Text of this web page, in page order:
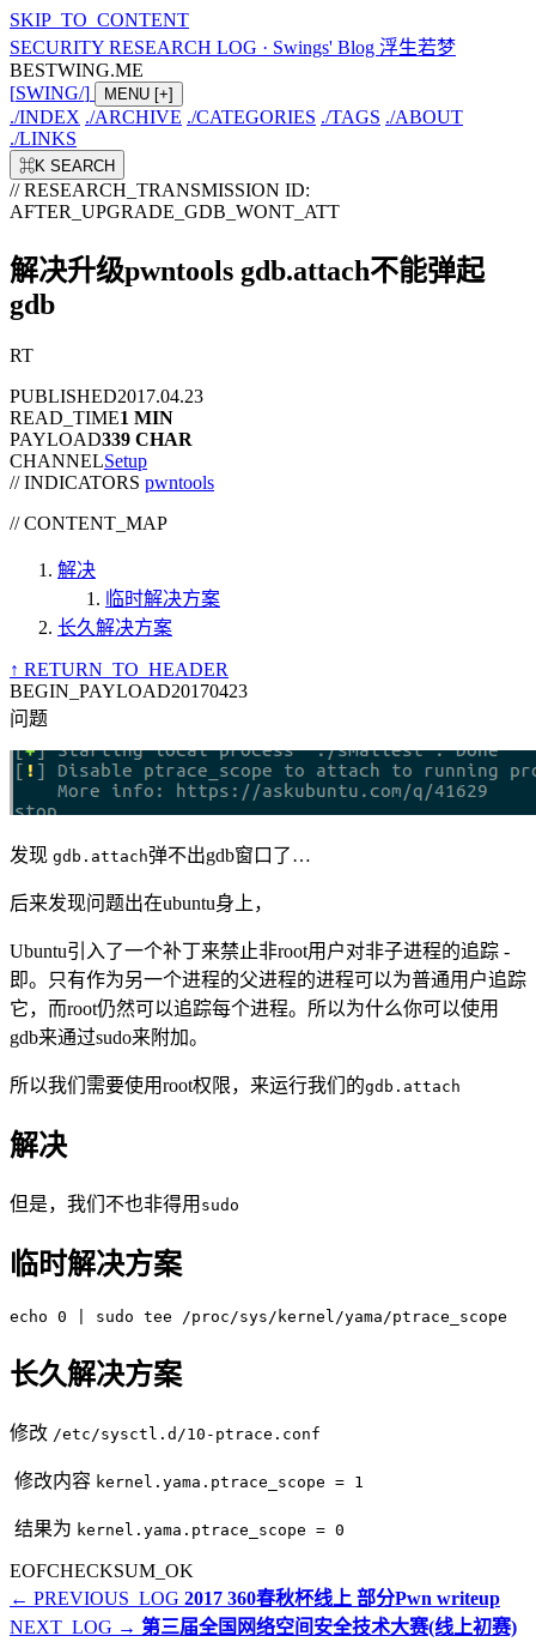
SKIP_TO_CONTENT
SECURITY RESEARCH LOG · Swings' Blog 浮生若梦
BESTWING.ME
[SWING/] MENU [+]
./INDEX ./ARCHIVE ./CATEGORIES ./TAGS ./ABOUT
./LINKS
⌘K SEARCH
// RESEARCH_TRANSMISSION ID:
AFTER_UPGRADE_GDB_WONT_ATT
解决升级pwntools gdb.attach不能弹起
gdb
RT
PUBLISHED2017.04.23
READ_TIME1 MIN
PAYLOAD339 CHAR
CHANNELSetup
// INDICATORS pwntools
//CONTENT_MAP
解决
临时解决方案
长久解决方案
↑ RETURN_TO_HEADER
BEGIN_PAYLOAD20170423
问题
发现 gdb.attach弹不出gdb窗口了…
后来发现问题出在ubuntu身上，
Ubuntu引入了一个补丁来禁止非root用户对非子进程的追踪 -
即。只有作为另一个进程的父进程的进程可以为普通用户追踪
它，而root仍然可以追踪每个进程。所以为什么你可以使用
gdb来通过sudo来附加。
所以我们需要使用root权限，来运行我们的gdb.attach
解决
但是，我们不也非得用 sudo
临时解决方案
echo 0 | sudo tee /proc/sys/kernel/yama/ptrace_scope
长久解决方案
修改 /etc/sysctl.d/10-ptrace.conf
​ 修改内容 kernel.yama.ptrace_scope = 1
​ 结果为 kernel.yama.ptrace_scope = 0
EOFCHECKSUM_OK
← PREVIOUS_LOG 2017 360春秋杯线上 部分Pwn writeup
NEXT_LOG → 第三届全国网络空间安全技术大赛(线上初赛)